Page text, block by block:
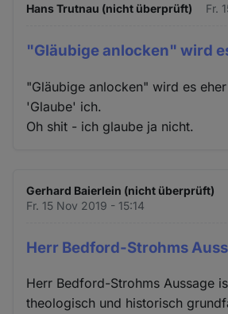
Hans Trutnau (nicht überprüft) Fr.
"Gläubige anlocken" wird
"Gläubige anlocken" wird es
'Glaube' ich.
Oh shit - ich glaube ja nicht.
Gerhard Baierlein (nicht überprüft)
Fr. 15 Nov 2019 - 15:14
Herr Bedford-Strohms
Herr Bedford-Strohms Aussage
theologisch und historisch